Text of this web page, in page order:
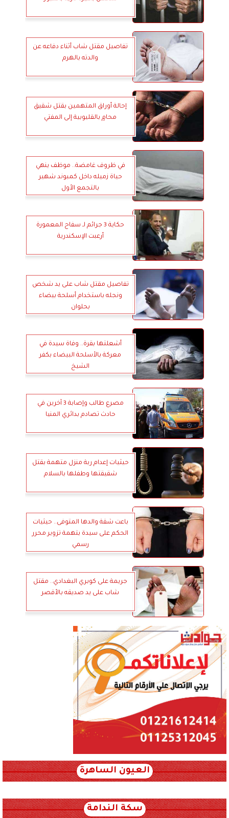
تفاصيل مقتل شاب أثناء دفاعه عن
والدته بالهرم
إحالة أوراق المتهمين بقتل شقيق
محامٍ بالقليوبية إلى المفتي
في ظروف غامضة.. موظف ينهي
حياة زميله داخل كمبوند شهير
بالتجمع الأول
حكاية 3 جرائم لـ سفاح المعمورة
أرعبت الإسكندرية
تفاصيل مقتل شاب على يد شخص
ونجله باستخدام أسلحة بيضاء
بحلوان
أشعلتها بقرة.. وفاة سيدة في
معركة بالأسلحة البيضاء بكفر
الشيخ
مصرع طالب وإصابة 3 آخرين في
حادث تصادم بدائري المنيا
حيثيات إعدام ربة منزل متهمة بقتل
شقيقتها وطفلها بالسلام
باعت شقة والدها المتوفى.. حيثيات
الحكم على سيدة بتهمة تزوير محرر
رسمي
جريمة على كوبري البغدادي.. مقتل
شاب على يد صديقه بالأقصر
العيون الساهرة
سكة الندامة